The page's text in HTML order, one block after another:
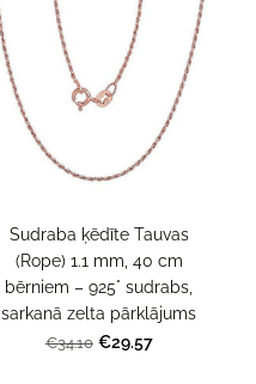
Sudraba ķēdīte Tauvas
(Rope) 1.1 mm, 40 cm
bērniem – 925° sudrabs,
sarkanā zelta pārklājums
€34.10 €29.57